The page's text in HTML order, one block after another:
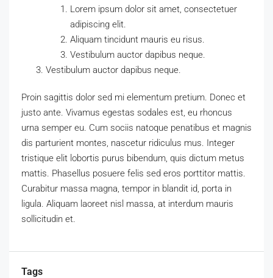
Lorem ipsum dolor sit amet, consectetuer
adipiscing elit.
Aliquam tincidunt mauris eu risus.
Vestibulum auctor dapibus neque.
Vestibulum auctor dapibus neque.
Proin sagittis dolor sed mi elementum pretium. Donec et
justo ante. Vivamus egestas sodales est, eu rhoncus
urna semper eu. Cum sociis natoque penatibus et magnis
dis parturient montes, nascetur ridiculus mus. Integer
tristique elit lobortis purus bibendum, quis dictum metus
mattis. Phasellus posuere felis sed eros porttitor mattis.
Curabitur massa magna, tempor in blandit id, porta in
ligula. Aliquam laoreet nisl massa, at interdum mauris
sollicitudin et.
Tags